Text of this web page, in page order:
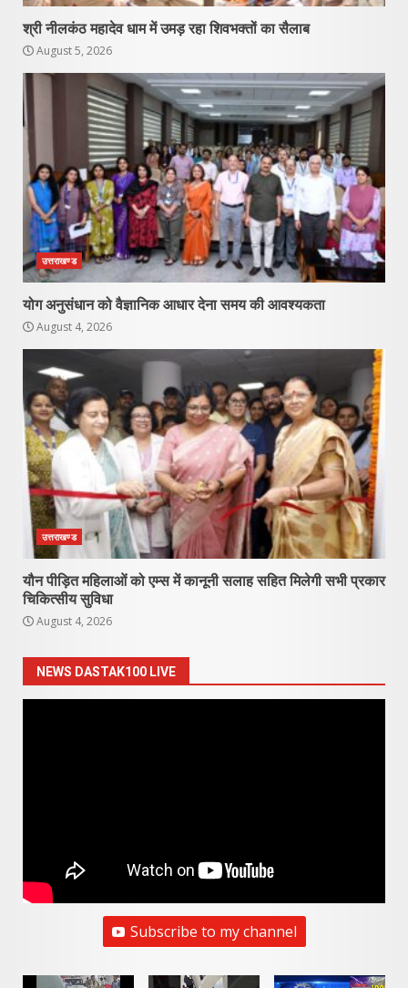
श्री नीलकंठ महादेव धाम में उमड़ रहा शिवभक्तों का सैलाब
August 5, 2026
उत्तराखण्ड
योग अनुसंधान को वैज्ञानिक आधार देना समय की आवश्यकता
August 4, 2026
उत्तराखण्ड
यौन पीड़ित महिलाओं को एम्स में कानूनी सलाह सहित मिलेगी सभी प्रकार
चिकित्सीय सुविधा
August 4, 2026
NEWS DASTAK100 LIVE
Subscribe to my channel